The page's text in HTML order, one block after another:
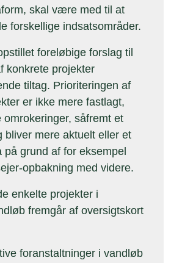
skal være med til at
forskellige indsatsområder.
foreløbige forslag til
projekter
tiltag. Prioriteringen af
er ikke mere fastlagt,
omrokeringer, såfremt et
bliver mere aktuelt eller et
på grund af for eksempel
opbakning med videre.
enkelte projekter i
fremgår af oversigtskort
foranstaltninger i vandløb